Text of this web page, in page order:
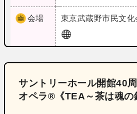
会場 東京武蔵野市民文
サントリーホール開館40
オペラ®《TEA～茶は魂の